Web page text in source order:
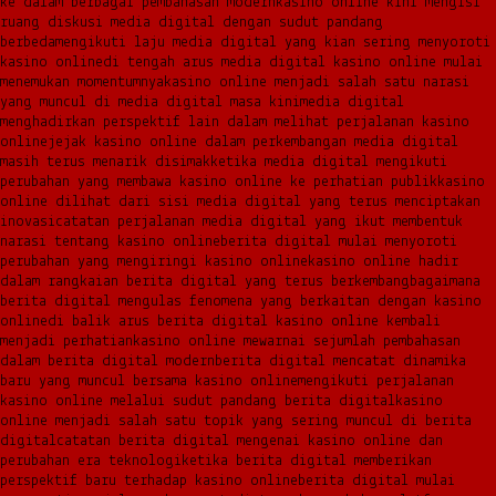
ruang diskusi media digital dengan sudut pandang
berbedamengikuti laju media digital yang kian sering menyoroti
kasino onlinedi tengah arus media digital kasino online mulai
menemukan momentumnyakasino online menjadi salah satu narasi
yang muncul di media digital masa kinimedia digital
menghadirkan perspektif lain dalam melihat perjalanan kasino
onlinejejak kasino online dalam perkembangan media digital
masih terus menarik disimakketika media digital mengikuti
perubahan yang membawa kasino online ke perhatian publikkasino
online dilihat dari sisi media digital yang terus menciptakan
inovasicatatan perjalanan media digital yang ikut membentuk
narasi tentang kasino onlineberita digital mulai menyoroti
perubahan yang mengiringi kasino onlinekasino online hadir
dalam rangkaian berita digital yang terus berkembangbagaimana
berita digital mengulas fenomena yang berkaitan dengan kasino
onlinedi balik arus berita digital kasino online kembali
menjadi perhatiankasino online mewarnai sejumlah pembahasan
dalam berita digital modernberita digital mencatat dinamika
baru yang muncul bersama kasino onlinemengikuti perjalanan
kasino online melalui sudut pandang berita digitalkasino
online menjadi salah satu topik yang sering muncul di berita
digitalcatatan berita digital mengenai kasino online dan
perubahan era teknologiketika berita digital memberikan
perspektif baru terhadap kasino onlineberita digital mulai